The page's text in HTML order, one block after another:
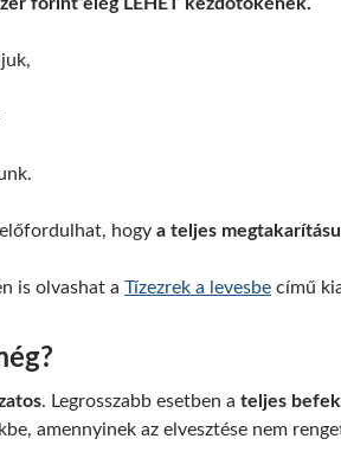
hogy a teljes
is olvashat a Tízezrek a levesbe című
. Legrosszabb esetben a teljes
amennyinek az elvesztése nem